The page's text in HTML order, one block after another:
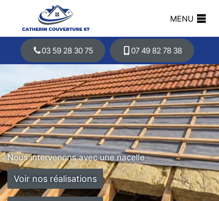
MENU
03 59 28 30 75 07 49 82 78 38
Nous intervenons avec une nacelle
Voir nos réalisations